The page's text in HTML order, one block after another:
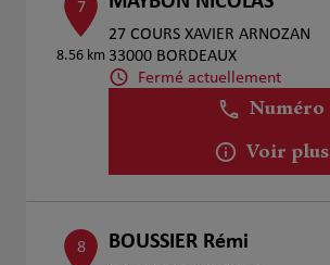
7
8.56 km
27 COURS XAVIER ARNOZAN
33000 BORDEAUX
Fermé actuellement
Numéro
Voir plus
8 BOUSSIER Rémi